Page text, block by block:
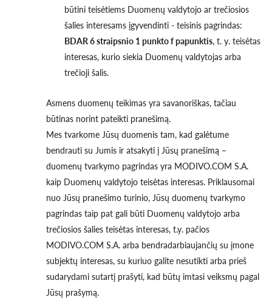
būtini teisėtiems Duomenų valdytojo ar trečiosios
šalies interesams įgyvendinti - teisinis pagrindas:
BDAR 6 straipsnio 1 punkto f papunktis, t. y. teisėtas
interesas, kurio siekia Duomenų valdytojas arba
trečioji šalis.
Asmens duomenų teikimas yra savanoriškas, tačiau
būtinas norint pateikti pranešimą.
Mes tvarkome Jūsų duomenis tam, kad galėtume
bendrauti su Jumis ir atsakyti į Jūsų pranešimą –
duomenų tvarkymo pagrindas yra MODIVO.COM S.A.
kaip Duomenų valdytojo teisėtas interesas. Priklausomai
nuo Jūsų pranešimo turinio, Jūsų duomenų tvarkymo
pagrindas taip pat gali būti Duomenų valdytojo arba
trečiosios šalies teisėtas interesas, t.y. pačios
MODIVO.COM S.A. arba bendradarbiaujančių su įmone
subjektų interesas, su kuriuo galite nesutikti arba prieš
sudarydami sutartį prašyti, kad būtų imtasi veiksmų pagal
Jūsų prašymą.